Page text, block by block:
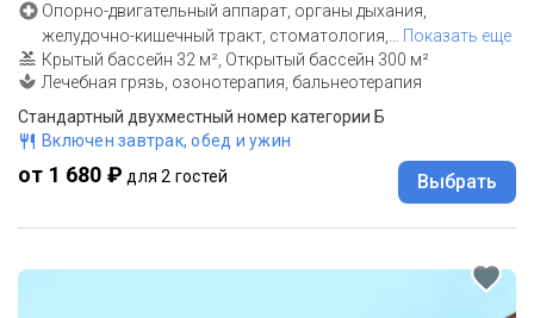
Опорно-двигательный аппарат, органы дыхания,
желудочно-кишечный тракт, стоматология,… Показать еще
Крытый бассейн 32 м², Открытый бассейн 300 м²
Лечебная грязь, озонотерапия, бальнеотерапия
Стандартный двухместный номер категории Б
Включен завтрак, обед и ужин
от 1 680 ₽ для 2 гостей Выбрать